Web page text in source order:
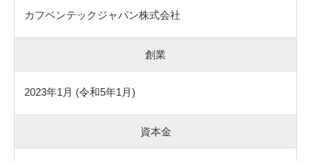
カフベンテックジャパン株式会社
創業
2023年1月 (令和5年1月)
資本金